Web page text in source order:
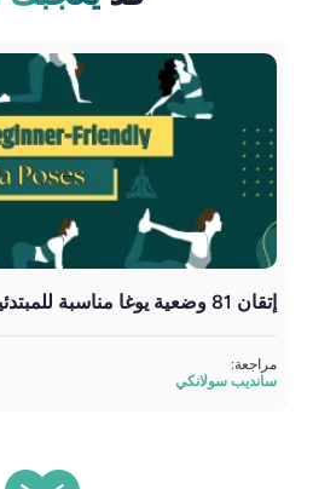
إتقان 81 وضعية يوغا مناسبة للمبتدئين مع الصور
مراجعة:
سانديب سولانكي